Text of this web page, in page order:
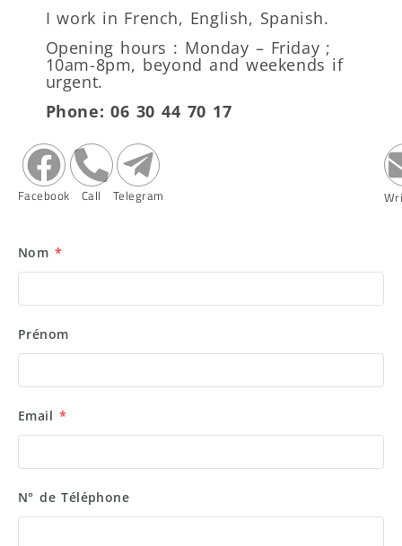
I work in French, English, Spanish.
Opening hours : Monday – Friday ;
10am-8pm, beyond and weekends if
urgent.
Phone:06 30 44 70 17
Facebook Call Telegram
Nom *
Prénom
Email *
N° de Téléphone